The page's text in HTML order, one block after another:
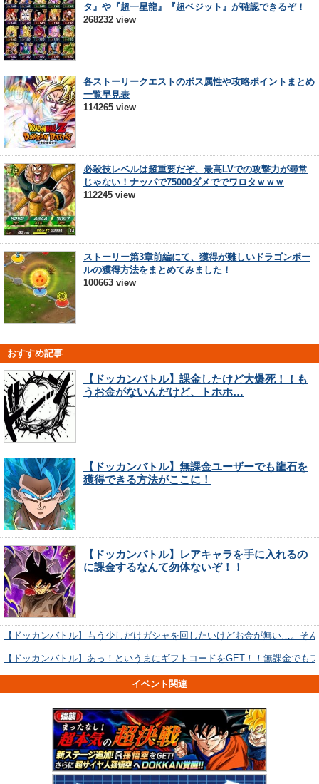
タ』や『超一星龍』『超ベジット』が確認できるぞ！
268232 view
各ストーリークエストのボス属性や攻略ポイントまとめ
一覧早見表
114265 view
必殺技レベルは超重要だぞ、最高LVでの攻撃力が尋常
じゃない！ナッパで75000ダメででワロタｗｗｗ
112245 view
ストーリー第3章前編にて、獲得が難しいドラゴンボー
ルの獲得方法をまとめてみました！
100663 view
おすすめ記事
【ドッカンバトル】課金したけど大爆死！！も
うお金がないんだけど、トホホ…
【ドッカンバトル】無課金ユーザーでも龍石を
獲得できる方法がここに！
【ドッカンバトル】レアキャラを手に入れるの
に課金するなんて勿体ないぞ！！
【ドッカンバトル】もう少しだけガシャを回したいけどお金が無い…。そ
【ドッカンバトル】あっ！というまにギフトコードをGET！！無課金でも
イベント関連